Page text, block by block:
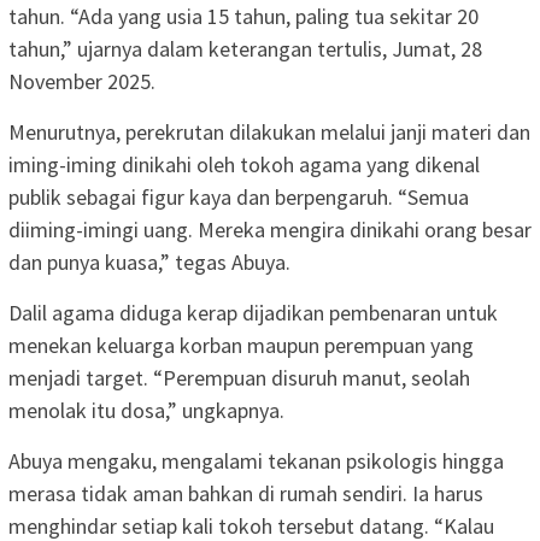
tahun. “Ada yang usia 15 tahun, paling tua sekitar 20
tahun,” ujarnya dalam keterangan tertulis, Jumat, 28
November 2025.
Menurutnya, perekrutan dilakukan melalui janji materi dan
iming-iming dinikahi oleh tokoh agama yang dikenal
publik sebagai figur kaya dan berpengaruh. “Semua
diiming-imingi uang. Mereka mengira dinikahi orang besar
dan punya kuasa,” tegas Abuya.
Dalil agama diduga kerap dijadikan pembenaran untuk
menekan keluarga korban maupun perempuan yang
menjadi target. “Perempuan disuruh manut, seolah
menolak itu dosa,” ungkapnya.
Abuya mengaku, mengalami tekanan psikologis hingga
merasa tidak aman bahkan di rumah sendiri. Ia harus
menghindar setiap kali tokoh tersebut datang. “Kalau